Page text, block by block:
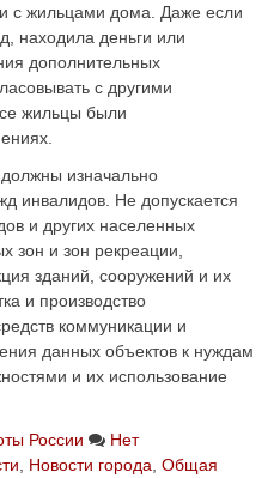
с жильцами дома. Даже если
находила деньги или
дополнительных
с другими
жильцы были
изначально
инвалидов. Не допускается
и других населенных
зон и зон рекреации,
зданий, сооружений и их
и производство
коммуникации и
данных объектов к нуждам
и их использование
России
Нет
Новости города Общая